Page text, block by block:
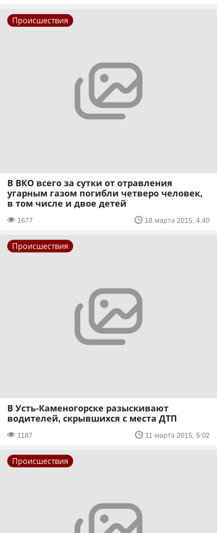
Происшествия
В ВКО всего за сутки от отравления
угарным газом погибли четверо человек,
в том числе и двое детей
1677 18 марта 2015, 4:40
Происшествия
В Усть-Каменогорске разыскивают
водителей, скрывшихся с места ДТП
1187 11 марта 2015, 5:02
Происшествия